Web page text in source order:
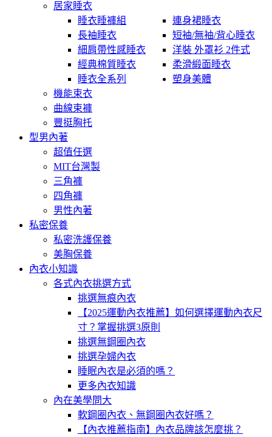
居家睡衣
睡衣睡褲組
連身裙睡衣
長袖睡衣
短袖/無袖/背心睡衣
細肩帶性感睡衣
洋裝 外罩衫 2件式
經典棉質睡衣
柔滑緞面睡衣
睡衣全系列
塑身美體
機能束衣
曲線束褲
豐挺胸托
型男內著
超值任選
MIT台灣製
三角褲
四角褲
男性內著
私密保養
私密洗護保養
美胸保養
內衣小知識
各式內衣挑選方式
挑選無痕內衣
【2025運動內衣推薦】如何選擇運動內衣尺
寸？掌握挑選3原則
挑選無鋼圈內衣
挑選孕婦內衣
睡眠內衣是必須的嗎？
更多內衣知識
內在美學問大
軟鋼圈內衣、無鋼圈內衣好嗎？
【內衣推薦指南】內衣品牌該怎麼挑？